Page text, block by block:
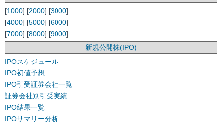
[1000] [2000] [3000]
[4000] [5000] [6000]
[7000] [8000] [9000]
新規公開株(IPO)
IPOスケジュール
IPO初値予想
IPO引受証券会社一覧
証券会社別引受実績
IPO結果一覧
IPOサマリー分析